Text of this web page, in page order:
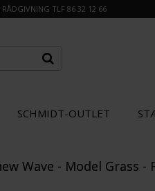
RÅDGIVNING TLF 86 32 12 66
SCHMIDT-OUTLET
Wave - Model Grass -